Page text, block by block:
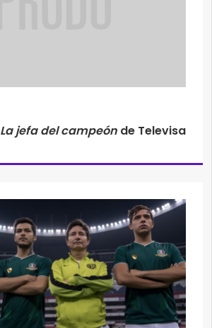
La jefa del campeón de Televisa